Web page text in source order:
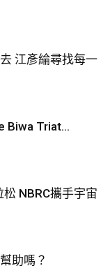
江彥綸尋找每一
Biwa Triat...
NBRC攜手宇宙
助嗎？